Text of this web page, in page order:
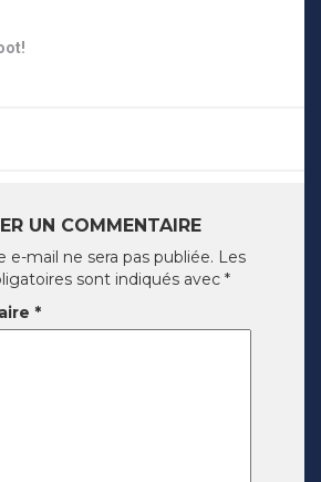
UN COMMENTAIRE
e-mail ne sera pas publiée. Les
sont indiqués avec *
*